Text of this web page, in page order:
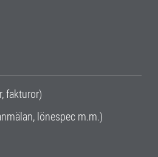
fakturor)
lönespec m.m.)